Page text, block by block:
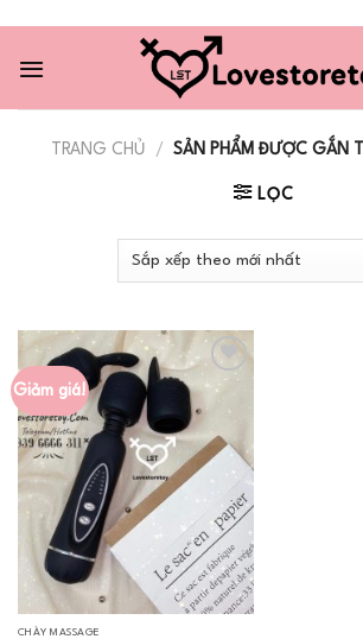
content
TRANG CHỦ / SẢN PHẨM ĐƯỢC GẮN
LỌC
Giảm giá!
wishlist
CHÀY MASSAGE